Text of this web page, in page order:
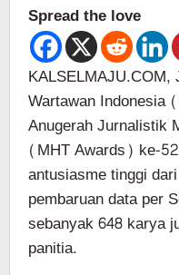
Spread the love
Wartawan Indonesia
Anugerah Jurnalistik
(MHT Awards) ke-
antusiasme tinggi
pembaruan data per
sebanyak 648 karya
panitia.